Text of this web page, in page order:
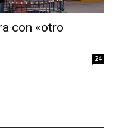
con «otro
24